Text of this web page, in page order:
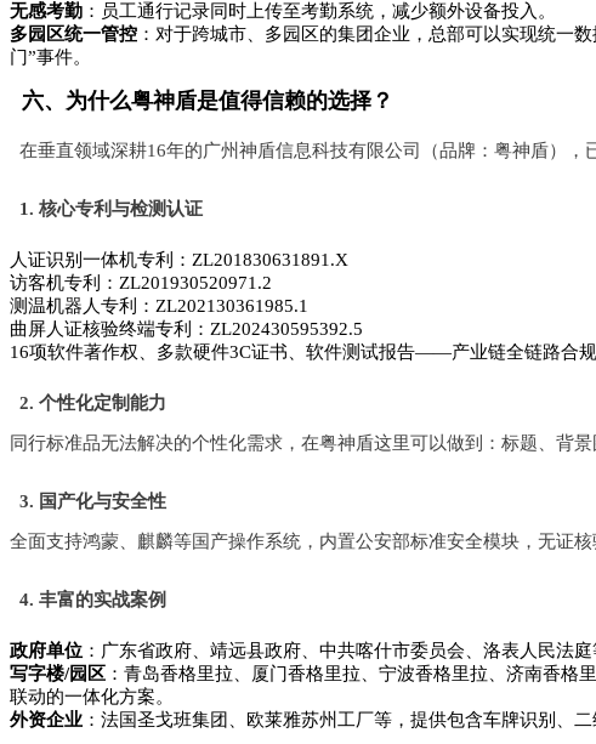
无感考勤 ：员工通行记录同时上传至考勤系统，减少额外设备投入。
多园区统一管控 ：对于跨城市、多园区的集团企业，总部可以实现统一
门”事件。
六、为什么粤神盾是值得信赖的选择？
在垂直领域深耕16年的广州神盾信息科技有限公司（品牌：粤神盾）
1. 核心专利与检测认证
人证识别一体机专利：ZL201830631891.X
访客机专利：ZL201930520971.2
测温机器人专利：ZL202130361985.1
曲屏人证核验终端专利：ZL202430595392.5
16项软件著作权、多款硬件3C证书、软件测试报告——产业链全链路合规
2. 个性化定制能力
同行标准品无法解决的个性化需求，在粤神盾这里可以做到：标题、背
3. 国产化与安全性
全面支持鸿蒙、麒麟等国产操作系统，内置公安部标准安全模块，无证
4. 丰富的实战案例
政府单位 ：广东省政府、靖远县政府、中共喀什市委员会、洛表人民法
写字楼/园区 ：青岛香格里拉、厦门香格里拉、宁波香格里拉、济南香
联动的一体化方案。
外资企业 ：法国圣戈班集团、欧莱雅苏州工厂等，提供包含车牌识别、